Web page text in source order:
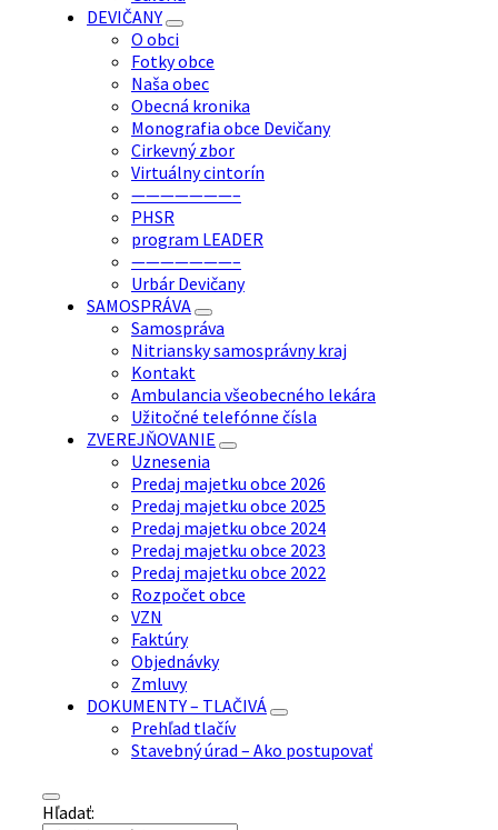
DEVIČANY
O obci
Fotky obce
Naša obec
Obecná kronika
Monografia obce Devičany
Cirkevný zbor
Virtuálny cintorín
———————–
PHSR
program LEADER
———————–
Urbár Devičany
SAMOSPRÁVA
Samospráva
Nitriansky samosprávny kraj
Kontakt
Ambulancia všeobecného lekára
Užitočné telefónne čísla
ZVEREJŇOVANIE
Uznesenia
Predaj majetku obce 2026
Predaj majetku obce 2025
Predaj majetku obce 2024
Predaj majetku obce 2023
Predaj majetku obce 2022
Rozpočet obce
VZN
Faktúry
Objednávky
Zmluvy
DOKUMENTY – TLAČIVÁ
Prehľad tlačív
Stavebný úrad – Ako postupovať
Hľadať: